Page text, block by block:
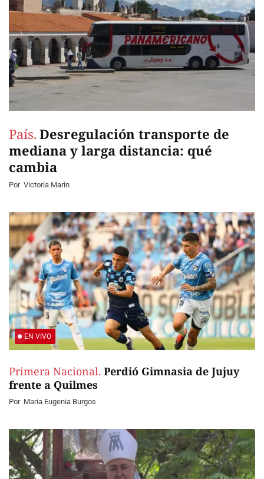
País. Desregulación transporte de
mediana y larga distancia: qué
cambia
Por Victoria Marín
EN VIVO
Primera Nacional. Perdió Gimnasia de Jujuy
frente a Quilmes
Por Maria Eugenia Burgos